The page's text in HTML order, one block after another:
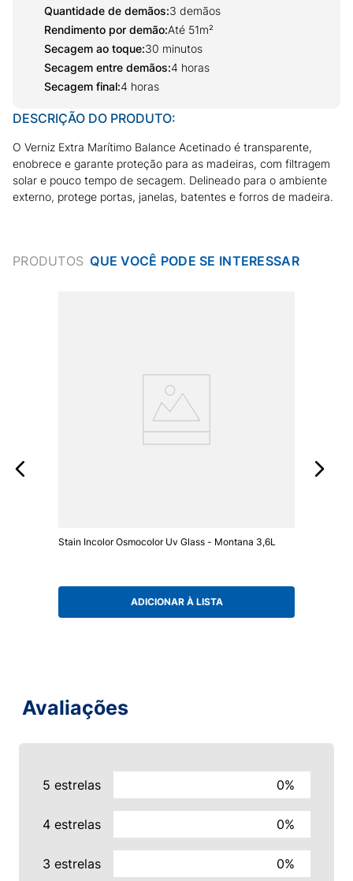
Quantidade de demãos:3 demãos
Rendimento por demão:Até 51m²
Secagem ao toque:30 minutos
Secagem entre demãos:4 horas
Secagem final:4 horas
DESCRIÇÃO DO PRODUTO:
O Verniz Extra Marítimo Balance Acetinado é transparente,
enobrece e garante proteção para as madeiras, com filtragem
solar e pouco tempo de secagem. Delineado para o ambiente
externo, protege portas, janelas, batentes e forros de madeira.
PRODUTOS
Stain Incolor Osmocolor Uv Glass - Montana 3,6L
ADICIONAR À LISTA
Avaliações
5 estrelas 0%
4 estrelas 0%
3 estrelas 0%